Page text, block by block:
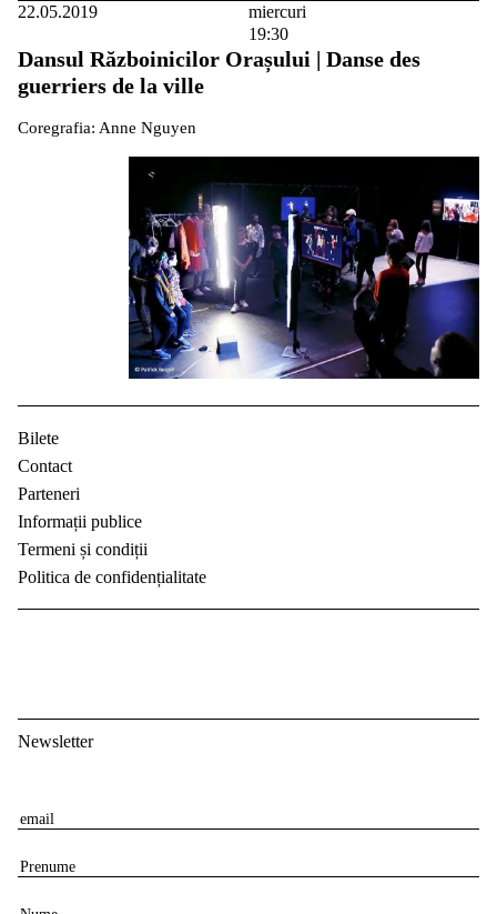
22.05.2019
miercuri
19:30
Dansul Războinicilor Orașului | Danse des
guerriers de la ville
Coregrafia: Anne Nguyen
Bilete
Contact
Parteneri
Informații publice
Termeni și condiții
Politica de confidențialitate
Newsletter
E
a
i
P